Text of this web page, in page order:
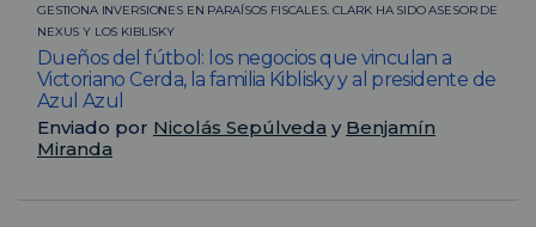
GESTIONA INVERSIONES EN PARAÍSOS FISCALES. CLARK HA SIDO ASESOR DE
NEXUS Y LOS KIBLISKY
Dueños del fútbol: los negocios que vinculan a
Victoriano Cerda, la familia Kiblisky y al presidente de
Azul Azul
Enviado por Nicolás Sepúlveda y Benjamín
Miranda